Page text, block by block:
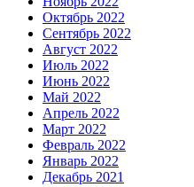
Октябрь 2022
Сентябрь 2022
Август 2022
Июль 2022
Июнь 2022
Май 2022
Апрель 2022
Март 2022
Февраль 2022
Январь 2022
Декабрь 2021